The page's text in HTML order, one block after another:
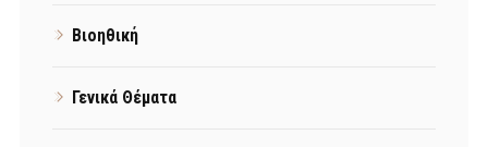
Βιοηθική
Γενικά Θέματα